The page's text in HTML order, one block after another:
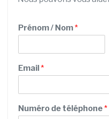
Prénom / Nom*
r
é
m
Email*
S
e
Numéro de téléphone*